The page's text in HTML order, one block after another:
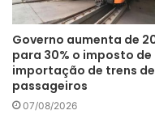
processamento. Um
permitindo que a
montada rigidamente.
totalmente eliminadas,
pode servir como uma
Governo aumenta de
para 30% o imposto de
importação de trens de
passageiros
07/08/2026